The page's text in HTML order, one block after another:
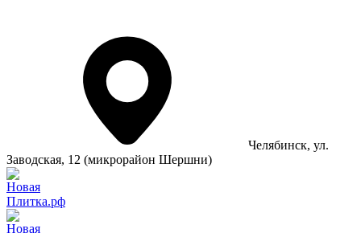
Челябинск, ул.
Заводская, 12 (микрорайон Шершни)